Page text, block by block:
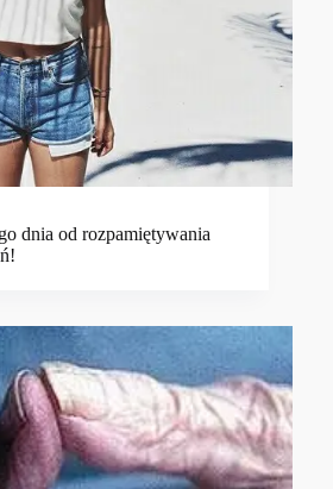
dnia od rozpamiętywania